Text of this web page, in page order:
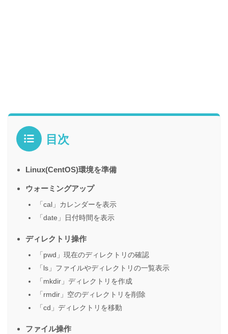
目次
Linux(CentOS)環境を準備
ウォーミングアップ
「cal」カレンダーを表示
「date」日付時間を表示
ディレクトリ操作
「pwd」現在のディレクトリの確認
「ls」ファイルやディレクトリの一覧表示
「mkdir」ディレクトリを作成
「rmdir」空のディレクトリを削除
「cd」ディレクトリを移動
ファイル操作